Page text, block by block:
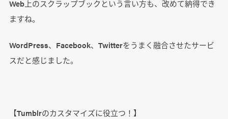
Web上のスクラップブックという言い方も、改めて納得でき
ますね。
WordPress、Facebook、Twitterをうまく融合させたサービ
スだと感じました。
【Tumblrのカスタマイズに役立つ！】